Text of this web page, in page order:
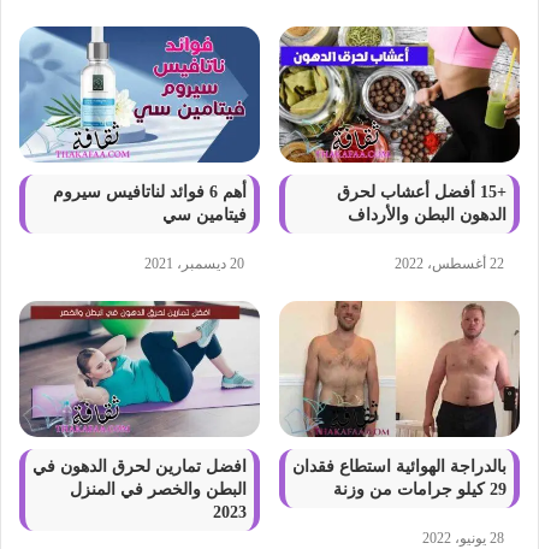
+15 أفضل أعشاب لحرق
الدهون البطن والأرداف
22 أغسطس، 2022
أهم 6 فوائد لناتافيس سيروم
فيتامين سي
20 ديسمبر، 2021
بالدراجة الهوائية استطاع فقدان
29 كيلو جرامات من وزنة
28 يونيو، 2022
افضل تمارين لحرق الدهون في
البطن والخصر في المنزل
2023